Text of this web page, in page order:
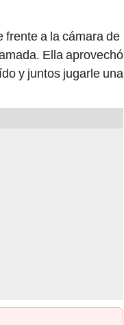
frente a la cámara de
Ella aprovechó
y juntos jugarle una